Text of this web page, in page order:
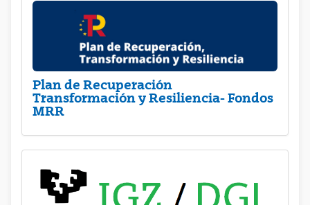
Plan de Recuperación
Transformación y Resiliencia- Fondos
MRR